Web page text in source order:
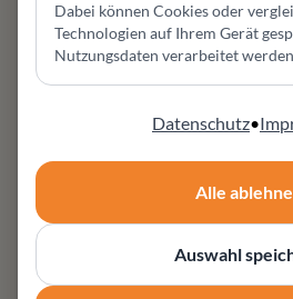
Einrichtungskonzepten
Persönliche Beratung
hilft bei Farbe, Material,
Möbel Zeppenfeld in Olpe
Weitere Produktangaben
Stabilität & Präzision: 32-
dauerhafte Ruhe in der
Dabei können Cookies oder
Technologien auf Ihrem Gerät
Nutzungsdaten verarbeitet
Datenschutz•
Alle
Auswahl